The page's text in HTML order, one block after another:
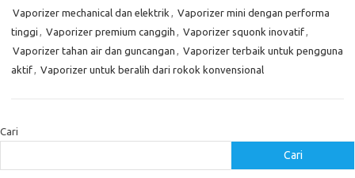
Vaporizer mechanical dan elektrik , Vaporizer mini dengan performa
tinggi , Vaporizer premium canggih , Vaporizer squonk inovatif,
Vaporizer tahan air dan guncangan , Vaporizer terbaik untuk pengguna
aktif, Vaporizer untuk beralih dari rokok konvensional
Cari
Cari